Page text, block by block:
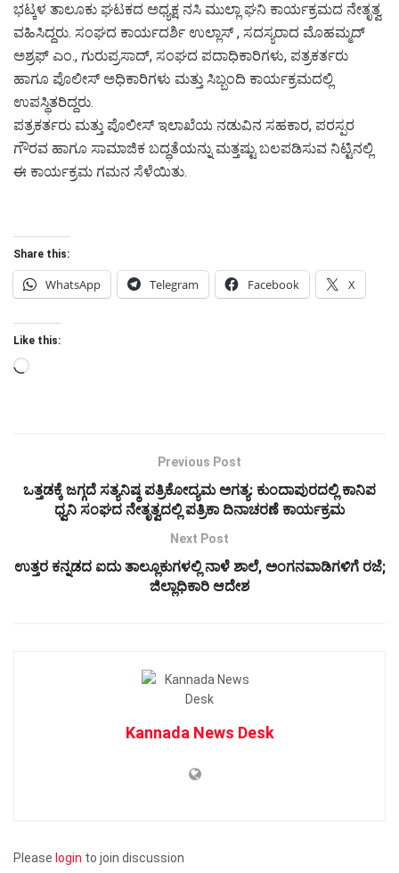
ಭಟ್ಕಳ ತಾಲೂಕು ಘಟಕದ ಅಧ್ಯಕ್ಷ ನಸಿ ಮುಲ್ಲಾ ಘನಿ ಕಾರ್ಯಕ್ರಮದ ನೇತೃತ್ವ
ವಹಿಸಿದ್ದರು. ಸಂಘದ ಕಾರ್ಯದರ್ಶಿ ಉಲ್ಲಾಸ್ , ಸದಸ್ಯರಾದ ಮೊಹಮ್ಮದ್
ಅಶ್ರಫ್ ಎಂ., ಗುರುಪ್ರಸಾದ್, ಸಂಘದ ಪದಾಧಿಕಾರಿಗಳು, ಪತ್ರಕರ್ತರು
ಹಾಗೂ ಪೊಲೀಸ್ ಅಧಿಕಾರಿಗಳು ಮತ್ತು ಸಿಬ್ಬಂದಿ ಕಾರ್ಯಕ್ರಮದಲ್ಲಿ
ಉಪಸ್ಥಿತರಿದ್ದರು.
ಪತ್ರಕರ್ತರು ಮತ್ತು ಪೊಲೀಸ್ ಇಲಾಖೆಯ ನಡುವಿನ ಸಹಕಾರ, ಪರಸ್ಪರ
ಗೌರವ ಹಾಗೂ ಸಾಮಾಜಿಕ ಬದ್ಧತೆಯನ್ನು ಮತ್ತಷ್ಟು ಬಲಪಡಿಸುವ ನಿಟ್ಟಿನಲ್ಲಿ
ಈ ಕಾರ್ಯಕ್ರಮ ಗಮನ ಸೆಳೆಯಿತು.
Share this:
WhatsApp Telegram Facebook X
Like this:
Loading…
Previous Post
ಒತ್ತಡಕ್ಕೆ ಜಗ್ಗದೆ ಸತ್ಯನಿಷ್ಠ ಪತ್ರಿಕೋದ್ಯಮ ಅಗತ್ಯ: ಕುಂದಾಪುರದಲ್ಲಿ ಕಾನಿಪ
ಧ್ವನಿ ಸಂಘದ ನೇತೃತ್ವದಲ್ಲಿ ಪತ್ರಿಕಾ ದಿನಾಚರಣೆ ಕಾರ್ಯಕ್ರಮ
Next Post
ಉತ್ತರ ಕನ್ನಡದ ಐದು ತಾಲ್ಲೂಕುಗಳಲ್ಲಿ ನಾಳೆ ಶಾಲೆ, ಅಂಗನವಾಡಿಗಳಿಗೆ ರಜೆ;
ಜಿಲ್ಲಾಧಿಕಾರಿ ಆದೇಶ
Kannada News Desk
Please login to join discussion